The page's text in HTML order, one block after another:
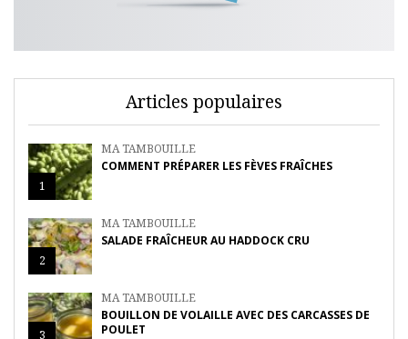
Articles populaires
1
MA TAMBOUILLE
COMMENT PRÉPARER LES FÈVES FRAÎCHES
2
MA TAMBOUILLE
SALADE FRAÎCHEUR AU HADDOCK CRU
3
MA TAMBOUILLE
BOUILLON DE VOLAILLE AVEC DES CARCASSES DE
POULET